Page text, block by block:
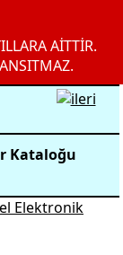
AİTTİR.
Kataloğu